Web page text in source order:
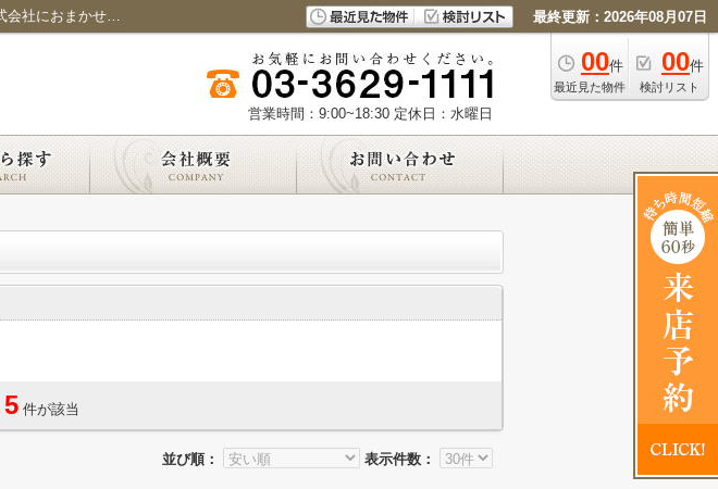
京成電鉄京成押上線の駅選択画面｜綾瀬の賃貸・不動産管理のことなら菱和開発株式会社におまかせください 最終更新：2026年08月07日
00件
最近見た物件
00件
検討リスト
営業時間：9:00~18:30 定休日：水曜日
5 件が該当
並び順： 表示件数：